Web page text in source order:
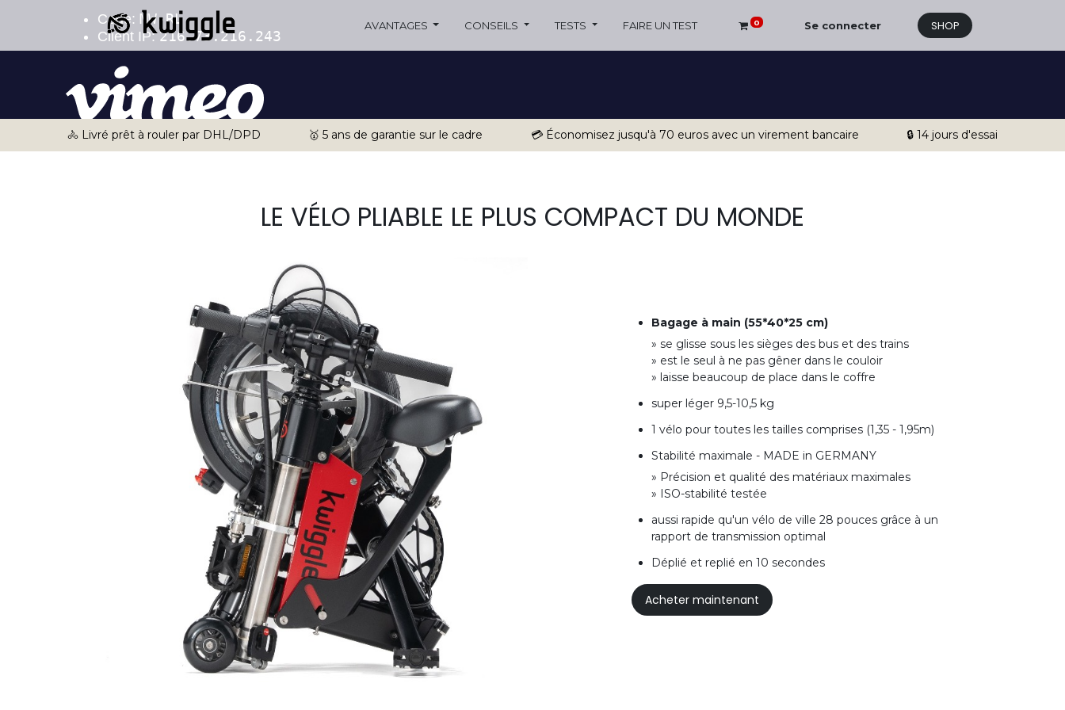
AVANTAGES CONSEILS TESTS FAIRE UN TEST 0 Se connecter SHOP
🚴 Livré prêt à rouler par DHL/DPD 🥇 5 ans de garantie sur le cadre 💳 Économisez jusqu'à 70 euros avec un virement bancaire 🔒 14 jours d'essai
LE VÉLO PLIABLE LE PLUS COMPACT DU MONDE
Bagage à main (55*40*25 cm)
» se glisse sous les sièges des bus et des trains
» est le seul à ne pas gêner dans le couloir
» laisse beaucoup de place dans le coffre
super léger 9,5-10,5 kg
1 vélo pour toutes les tailles comprises (1,35 - 1,95m)
Stabilité maximale - MADE in GERMANY
» Précision et qualité des matériaux maximales
» ISO-stabilité testée
aussi rapide qu'un vélo de ville 28 pouces grâce à un
rapport de transmission optimal
Déplié et replié en 10 secondes
Acheter maintenant